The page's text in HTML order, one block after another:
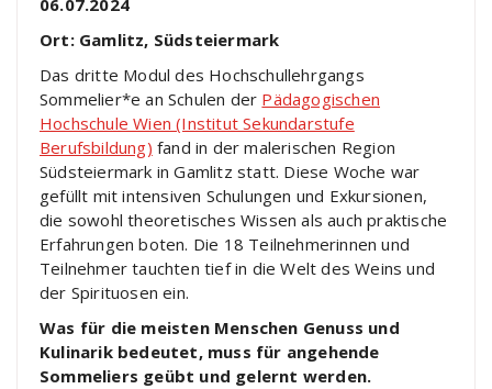
06.07.2024
Ort: Gamlitz, Südsteiermark
Das dritte Modul des Hochschullehrgangs
Sommelier*e an Schulen der Pädagogischen
Hochschule Wien (Institut Sekundarstufe
Berufsbildung) fand in der malerischen Region
Südsteiermark in Gamlitz statt. Diese Woche war
gefüllt mit intensiven Schulungen und Exkursionen,
die sowohl theoretisches Wissen als auch praktische
Erfahrungen boten. Die 18 Teilnehmerinnen und
Teilnehmer tauchten tief in die Welt des Weins und
der Spirituosen ein.
Was für die meisten Menschen Genuss und
Kulinarik bedeutet, muss für angehende
Sommeliers geübt und gelernt werden.